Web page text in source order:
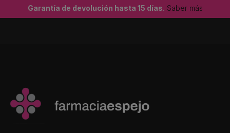
Garantía de devolución hasta 15 días. Saber más